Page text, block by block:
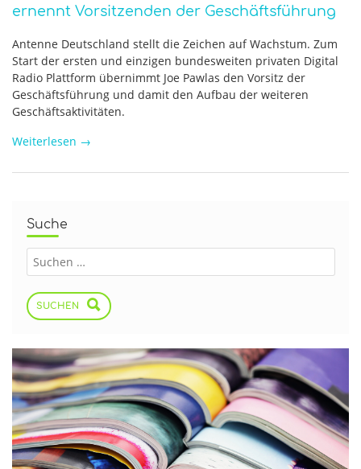
ernennt Vorsitzenden der Geschäftsführung
Antenne Deutschland stellt die Zeichen auf Wachstum. Zum
Start der ersten und einzigen bundesweiten privaten Digital
Radio Plattform übernimmt Joe Pawlas den Vorsitz der
Geschäftsführung und damit den Aufbau der weiteren
Geschäftsaktivitäten.
Weiterlesen →
Suche
SUCHEN